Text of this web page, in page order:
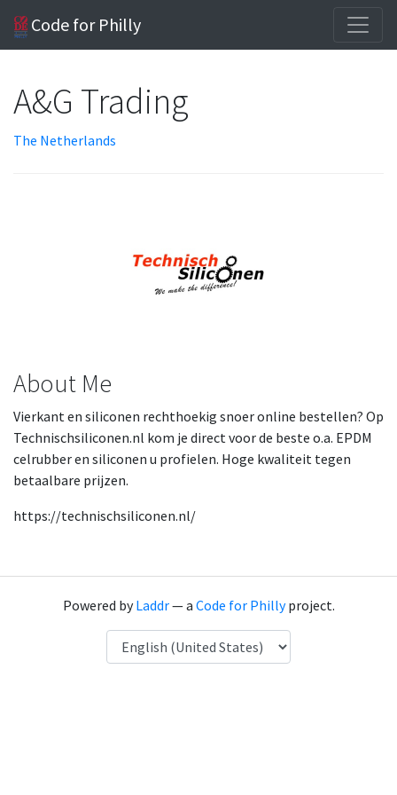
Code for Philly
A&G Trading
The Netherlands
About Me
Vierkant en siliconen rechthoekig snoer online bestellen? Op
Technischsiliconen.nl kom je direct voor de beste o.a. EPDM
celrubber en siliconen u profielen. Hoge kwaliteit tegen
betaalbare prijzen.
https://technischsiliconen.nl/
Powered byLaddr— a Code for Phillyproject.
Language